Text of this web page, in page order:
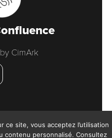
CimArk
ce site, vous acceptez l’utilisation
contenu personnalisé. Consultez